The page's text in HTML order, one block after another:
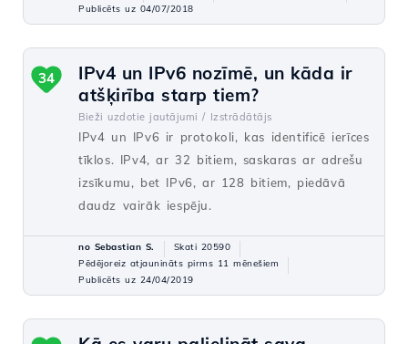
Publicēts uz 04/07/2018
IPv4 un IPv6 nozīmē, un kāda ir
atšķirība starp tiem?
Bieži uzdotie jautājumi / Izstrādātājs
IPv4 un IPv6 ir protokoli, kas identificē ierīces
tīklos. IPv4, ar 32 bitiem, saskaras ar adrešu
izsīkumu, bet IPv6, ar 128 bitiem, piedāvā
daudz vairāk iespēju.
34
no Sebastian S.
Skati 20590
Pēdējoreiz atjaunināts pirms 11 mēnešiem
Publicēts uz 24/04/2019